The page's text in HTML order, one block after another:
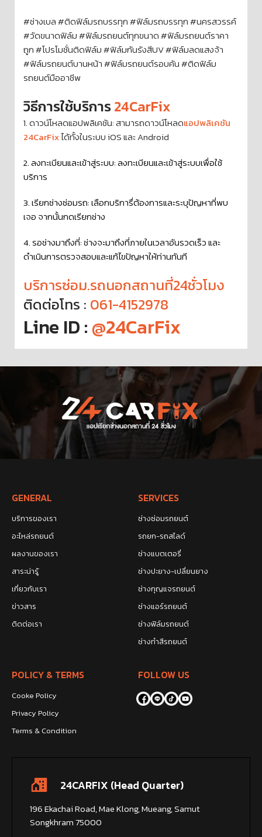
#ช่างเบล #ติดฟิล์มรถบรรทุก #ฟิล์มรถบรรทุก #นครสวรรค์
#วัดขนาดฟิล์ม #ฟิล์มรถยนต์ทุกขนาด #ฟิล์มรถยนต์ราคา
ถูก #โปรโมชั่นติดฟิล์ม #ฟิล์มกันรังสีUV #ฟิล์มลดแสงจ้า
#ฟิล์มรถยนต์บานหน้า #ฟิล์มรถยนต์รอบคัน #ติดฟิล์ม
รถยนต์มืออาชีพ
วิธีการใช้บริการ24CarFix
1. ดาวน์โหลดแอปพลิเคชัน: สามารถดาวน์โหลดแอปพลิเคชัน
24CarFixได้ทั้งในระบบ iOS และ Android
2. ลงทะเบียนและเข้าสู่ระบบ: ลงทะเบียนและเข้าสู่ระบบเพื่อใช้
บริการ
3. เรียกช่างซ่อมรถ: เลือกบริการื่ต้องการและระบุปัญหาที่พบ
เจอ จากนั้นกดเรียกช่าง
4. รอช่างมาถึงที่: ช่างจะมาถึงที่ภายในเวลาอันรวดเร็ว และ
ดำเนินการตรวจสอบและแก้ไขปัญหาให้ท่านทันที
บริการซ่อม.รถนอกสถานที่24ชั่วโมง
ติดต่อโทร : 061-4152978
Line ID :@24CarFix
GENERAL
บริการของเรา
อะไหล่รถยนต์
ผลงานของเรา
สาระน่ารู้
เกี่ยวกับเรา
ข่าวสาร
ติดต่อเรา
SERVICES
ช่างซ่อมรถยนต์
รถยก-รถสไลด์
ช่างแบตเตอรี่
ช่างปะยาง-เปลี่ยนยาง
ช่างกุญแจรถยนต์
ช่างแอร์รถยนต์
ช่างฟิล์มรถยนต์
ช่างทำสีรถยนต์
POLICY & TERMS
Cooke Policy
Privacy Policy
Terms & Condition
FOLLOW US
24CARFIX (Head Quarter)
196 Ekachai Road, Mae Klong, Mueang, Samut
Songkhram 75000